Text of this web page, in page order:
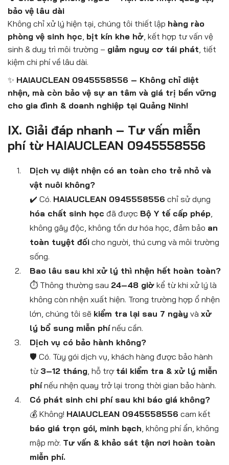
bảo vệ lâu dài
Không chỉ xử lý hiện tại, chúng tôi thiết lập hàng rào
phòng vệ sinh học bịt kín khe hở , kết hợp tư vấn vệ
sinh & duy trì môi trường – giảm nguy cơ tái phát , tiết
kiệm chi phí về lâu dài.
✨ HAIAUCLEAN 0945558556 – Không chỉ diệt
nhện, mà còn bảo vệ sự an tâm và giá trị bền vững
cho gia đình & doanh nghiệp tại Quảng Ninh!
IX. Giải đáp nhanh – Tư vấn miễn
phí từ HAIAUCLEAN 0945558556
Dịch vụ diệt nhện có an toàn cho trẻ nhỏ và
vật nuôi không?
✔️ Có. HAIAUCLEAN 0945558556 chỉ sử dụng
hóa chất sinh học đã được Bộ Y tế cấp phép
không gây độc, không tồn dư hóa học, đảm bảo an
toàn tuyệt đối cho người, thú cưng và môi trường
sống.
Bao lâu sau khi xử lý thì nhện hết hoàn toàn?
⏱️ Thông thường sau 24–48 giờ kể từ khi xử lý là
không còn nhện xuất hiện. Trong trường hợp ổ nhện
lớn, chúng tôi sẽ kiểm tra lại sau 7 ngày và xử
lý bổ sung miễn phínếu cần.
Dịch vụ có bảo hành không?
🛡️ Có. Tùy gói dịch vụ, khách hàng được bảo hành
từ 3–12 tháng , hỗ trợ tái kiểm tra & xử lý miễn
phínếu nhện quay trở lại trong thời gian bảo hành.
Có phát sinh chi phí sau khi báo giá không?
💰 Không! HAIAUCLEAN 0945558556 cam kết
báo giá trọn gói, minh bạch , không phí ẩn, không
mập mờ. Tư vấn & khảo sát tận nơi hoàn toàn
miễn phí.